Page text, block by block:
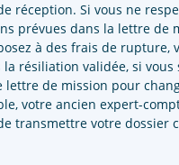
réception. Si vous ne
prévues dans la lettre de
à des frais de rupture,
la résiliation validée, si vous
lettre de mission pour
votre ancien expert-
transmettre votre dossier